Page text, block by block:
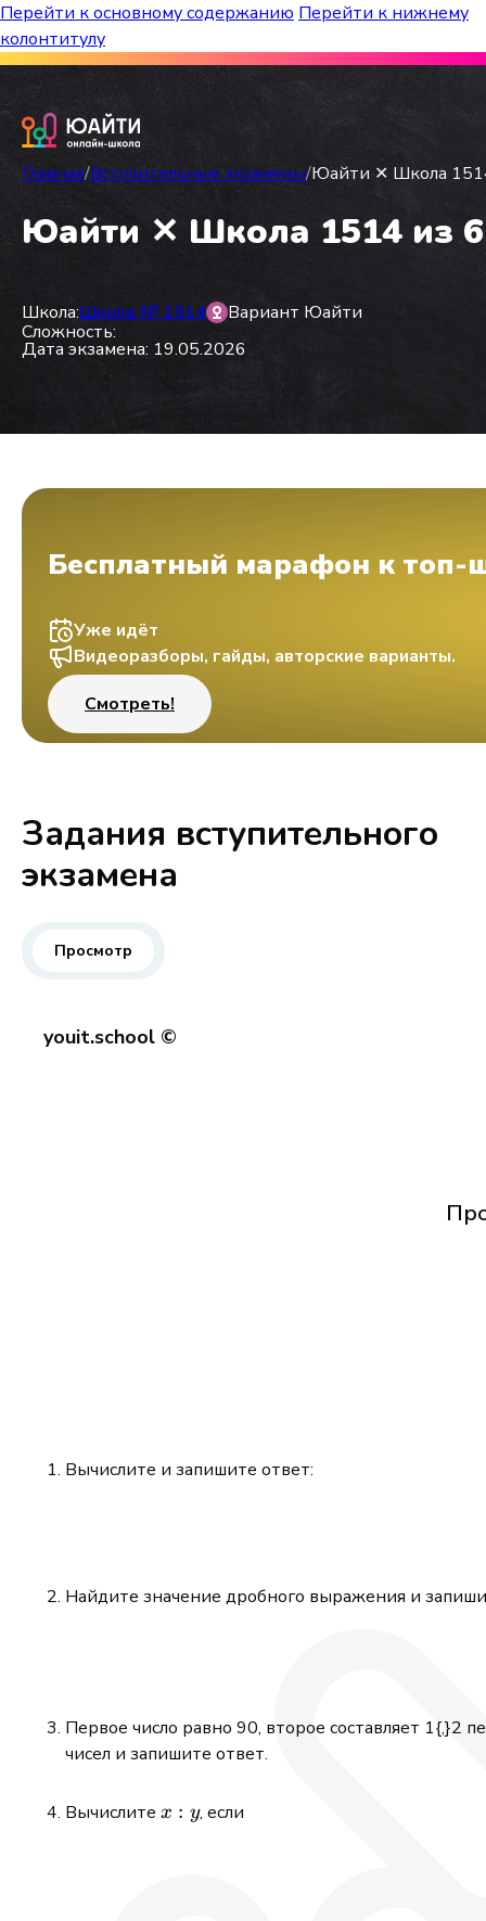
Перейти к основному содержанию Перейти к нижнему
колонтитулу
Бесплатный марафон к топ-школам!
Главная/Вступительные экзамены/Юайти ✕ Школа
Юайти ✕ Школа 1514 из 6
Школа:Школа № 1514
Вариант Юайти
Сложность:
Дата экзамена: 19.05.2026
Бесплатный марафон к топ-
Уже идёт
Видеоразборы, гайды, авторские варианты.
Смотреть!
Задания вступительного
экзамена
Просмотр
youit.school ©
Вычислите и запишите ответ:
Найдите значение дробного выражения и
Первое число равно 90, второе составляет 1{,}2
чисел и запишите ответ.
Вычислите x:y
x : y, если